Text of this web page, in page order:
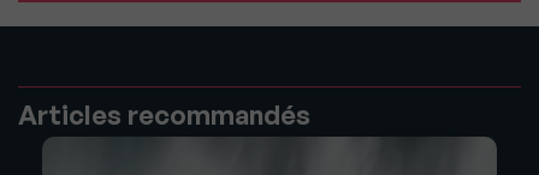
Articles recommandés